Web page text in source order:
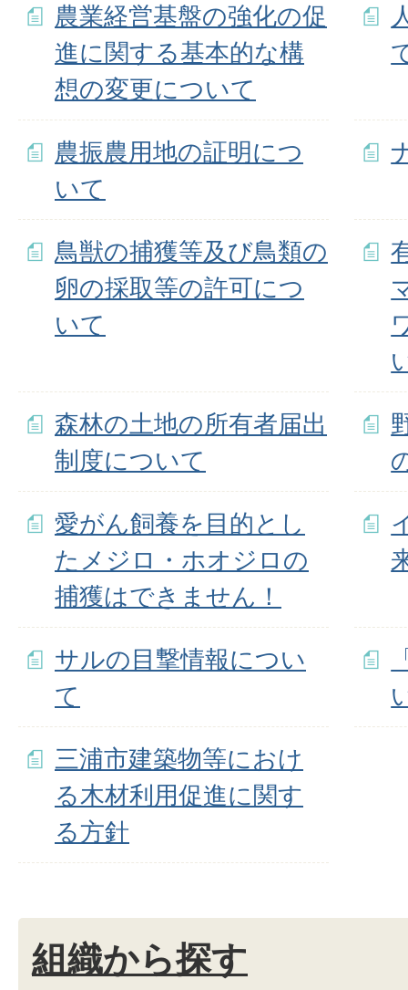
農業経営基盤の強化の促
進に関する基本的な構
想の変更について
農振農用地の証明につ
いて
鳥獣の捕獲等及び鳥類の
卵の採取等の許可につ
いて
森林の土地の所有者届出
制度について
愛がん飼養を目的とし
たメジロ・ホオジロの
捕獲はできません！
サルの目撃情報につい
て
三浦市建築物等におけ
る木材利用促進に関す
る方針
組織から探す